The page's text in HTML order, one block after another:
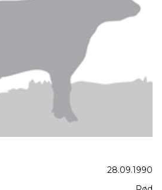
28.09.1990